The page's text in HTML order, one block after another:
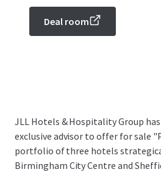
Deal room
JLL Hotels & Hospitality Group
exclusive advisor to offer for sale
portfolio of three hotels
Birmingham City Centre and